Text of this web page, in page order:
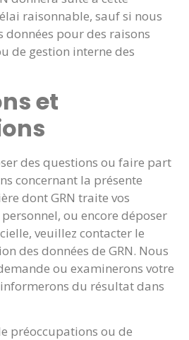
raisonnable, sauf si nous
données pour des raisons
de gestion interne des
et
des questions ou faire part
concernant la présente
dont GRN traite vos
ou encore déposer
veuillez contacter le
des données de GRN. Nous
ou examinerons votre
du résultat dans
préoccupations ou de